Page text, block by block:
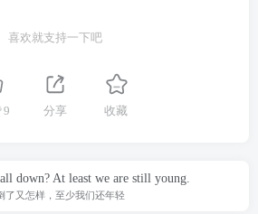
喜欢就支持一下吧
9 分享 收藏
down? At least we are still young.
了又怎样，至少我们还年轻